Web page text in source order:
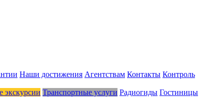
Наши достижения Агентствам Контакты Контроль
экскурсии Транспортные услуги Радиогиды Гостиницы